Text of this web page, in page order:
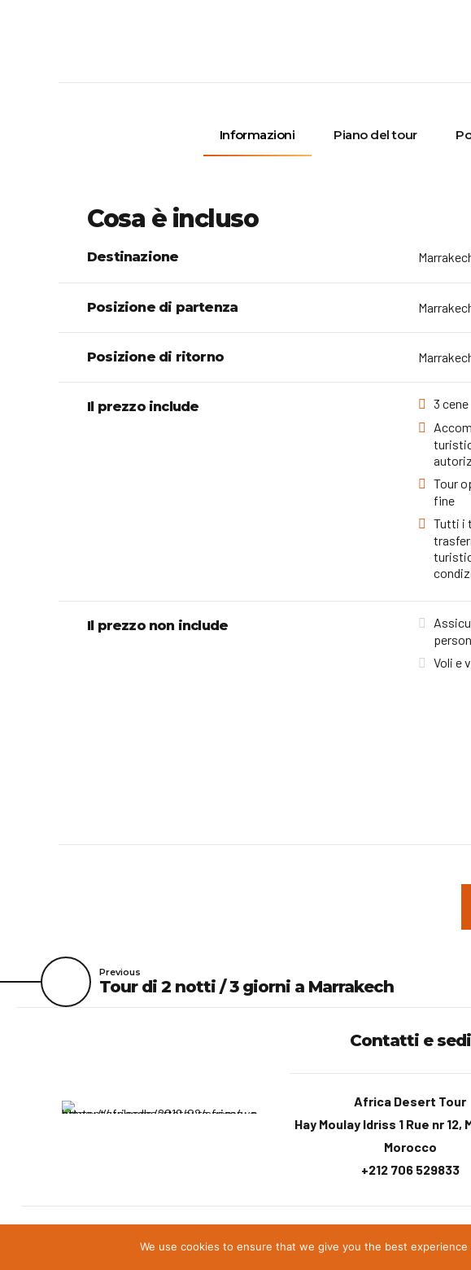
Informazioni Piano del tour
Cosa è incluso
Destinazione
Posizione di partenza
Posizione di ritorno
Il prezzo include 3 cene
Tour
fine
Tutti i
Il prezzo non include
Voli e
Previous
Tour di 2 notti / 3 giorni a Marrakech
Contatti e sedi
Africa Desert Tour
Hay Moulay Idriss 1 Rue nr 12,
Morocco
+212 706 529833
We use cookies to ensure that we give you the best